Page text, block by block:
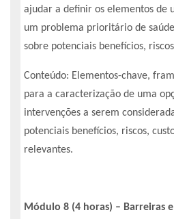
ajudar a definir os elementos de
um problema prioritário de
sobre potenciais benefícios,
Conteúdo: Elementos-chave,
para a caracterização de uma
intervenções a serem
potenciais benefícios, riscos,
relevantes.
Módulo 8 (4 horas) – Barreiras